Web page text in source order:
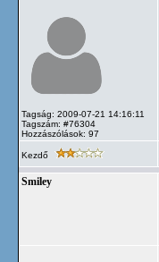
Tagság: 2009-07-21 14:16:11
Tagszám: #76304
Hozzászólások: 97
Kezdő
Smiley